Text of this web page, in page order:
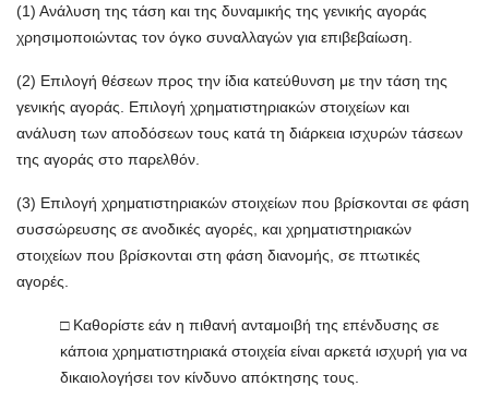
(1) Ανάλυση της τάση και της δυναμικής της γενικής αγοράς
χρησιμοποιώντας τον όγκο συναλλαγών για επιβεβαίωση.
(2) Επιλογή θέσεων προς την ίδια κατεύθυνση με την τάση της
γενικής αγοράς. Επιλογή χρηματιστηριακών στοιχείων και
ανάλυση των αποδόσεων τους κατά τη διάρκεια ισχυρών τάσεων
της αγοράς στο παρελθόν.
(3) Επιλογή χρηματιστηριακών στοιχείων που βρίσκονται σε φάση
συσσώρευσης σε ανοδικές αγορές, και χρηματιστηριακών
στοιχείων που βρίσκονται στη φάση διανομής, σε πτωτικές
αγορές.
□ Καθορίστε εάν η πιθανή ανταμοιβή της επένδυσης σε
κάποια χρηματιστηριακά στοιχεία είναι αρκετά ισχυρή για να
δικαιολογήσει τον κίνδυνο απόκτησης τους.